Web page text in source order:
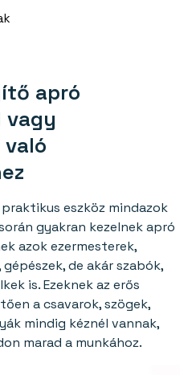
apró
eszköz mindazok
gyakran kezelnek apró
azok ezermesterek,
de akár szabók,
is. Ezeknek az erős
a csavarok, szögek,
mindig kéznél vannak,
marad a munkához.